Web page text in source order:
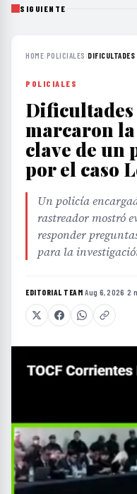
SIGUIENTE
HOME›POLICIALES ›DIFICULTADES
POLICIALES
Dificultades
marcaron
clave de un
por el caso
Un policía
rastreador mostró
responder
para la
EDITORIAL TEAM·Aug 6, 2026 ·2